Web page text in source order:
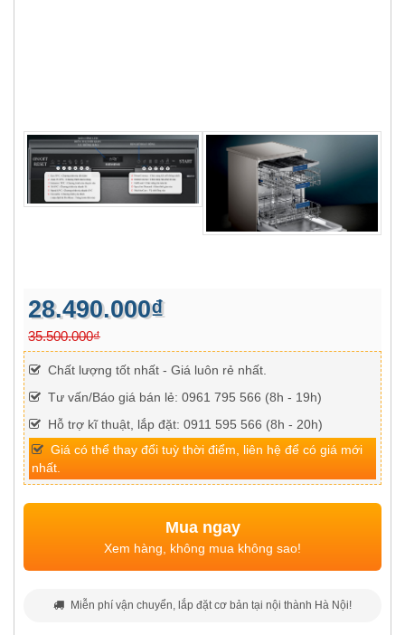
28.490.000₫
35.500.000₫
Chất lượng tốt nhất - Giá luôn rẻ nhất.
Tư vấn/Báo giá bán lẻ: 0961 795 566 (8h - 19h)
Hỗ trợ kĩ thuật, lắp đặt: 0911 595 566 (8h - 20h)
Giá có thể thay đổi tuỳ thời điểm, liên hệ để có giá mới
nhất.
Mua ngay
Xem hàng, không mua không sao!
Miễn phí vận chuyển, lắp đặt cơ bản tại nội thành Hà Nội!